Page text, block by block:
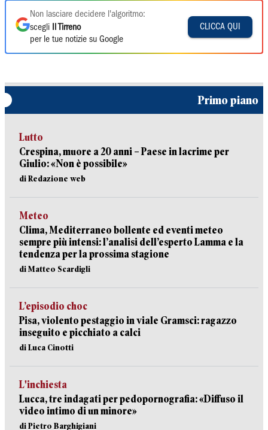
Non lasciare decidere l'algoritmo:
scegli
Il Tirreno
per le tue notizie su Google
CLICCA QUI
Primo piano
Lutto
Crespina, muore a 20 anni – Paese in lacrime per
Giulio: «Non è possibile»
di Redazione web
Meteo
Clima, Mediterraneo bollente ed eventi meteo
sempre più intensi: l’analisi dell’esperto Lamma e la
tendenza per la prossima stagione
di Matteo Scardigli
L’episodio choc
Pisa, violento pestaggio in viale Gramsci: ragazzo
inseguito e picchiato a calci
di Luca Cinotti
L'inchiesta
Lucca, tre indagati per pedopornografia: «Diffuso il
video intimo di un minore»
di Pietro Barghigiani